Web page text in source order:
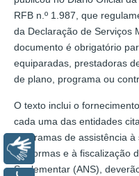
RFB n.º 1.987, que
da Declaração de Serviços
documento é obrigatório
equiparadas, prestadoras
de plano, programa ou
O texto inclui o
cada uma das entidades
programas de assistência
às normas e à fiscalização
Suplementar (ANS),
Libras